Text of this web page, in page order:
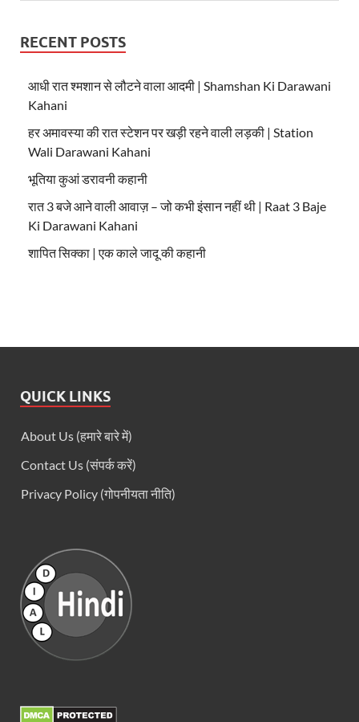
RECENT POSTS
आधी रात श्मशान से लौटने वाला आदमी | Shamshan Ki Darawani
Kahani
हर अमावस्या की रात स्टेशन पर खड़ी रहने वाली लड़की | Station
Wali Darawani Kahani
भूतिया कुआं डरावनी कहानी
रात 3 बजे आने वाली आवाज़ – जो कभी इंसान नहीं थी | Raat 3 Baje
Ki Darawani Kahani
शापित सिक्का | एक काले जादू की कहानी
QUICK LINKS
About Us (हमारे बारे में)
Contact Us (संपर्क करें)
Privacy Policy (गोपनीयता नीति)